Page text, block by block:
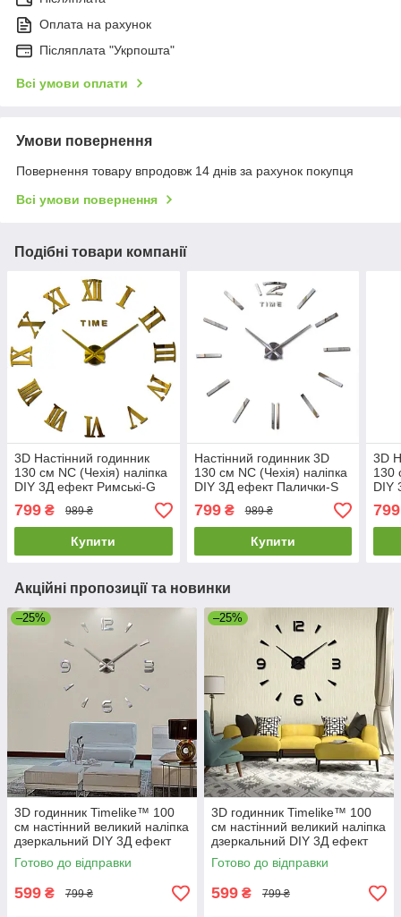
Оплата на рахунок
Післяплата "Укрпошта"
Всі умови оплати
Умови повернення
Повернення товару впродовж 14 днів за рахунок покупця
Всі умови повернення
Подібні товари компанії
3D Настінний годинник
130 см NC (Чехія) наліпка
DIY 3Д ефект Римські-G
799 ₴ 989 ₴
Купити
Настінний годинник 3D
130 см NC (Чехія) наліпка
DIY 3Д ефект Палички-S
сріблястий
799₴ 989 ₴
Купити
3D
130
DIY
799
Акційні пропозиції та новинки
–25%
3D годинник Timelike™ 100
см настінний великий наліпка
дзеркальний DIY 3Д ефект
Арабські2-S сріблястий
Готово до відправки
599 ₴ 799 ₴
–25%
3D годинник Timelike™ 100
см настінний великий наліпка
дзеркальний DIY 3Д ефект
Арабські2-B в їдальню
чорний
Готово до відправки
599 ₴ 799 ₴